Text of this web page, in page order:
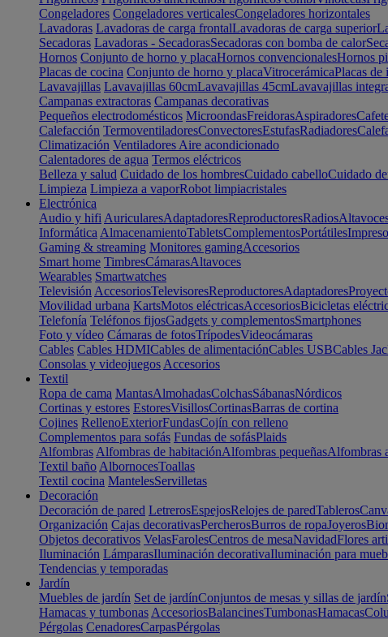
Congeladores Congeladores verticalesCongeladores horizontales
Lavadoras Lavadoras de carga frontalLavadoras de carga superior
Secadoras Lavadoras - SecadorasSecadoras con bomba de calor
Hornos Conjunto de horno y placaHornos convencionalesHornos
Placas de cocina Conjunto de horno y placaVitrocerámicaPlacas de
Lavavajillas Lavavajillas 60cmLavavajillas 45cmLavavajillas
Campanas extractoras Campanas decorativas
Pequeños electrodomésticos MicroondasFreidorasAspiradores
Calefacción TermoventiladoresConvectoresEstufasRadiadores
Climatización Ventiladores Aire acondicionado
Calentadores de agua Termos eléctricos
Belleza y salud Cuidado de los hombresCuidado cabelloCuidado
Limpieza Limpieza a vaporRobot limpiacristales
Electrónica
Audio y hifi AuricularesAdaptadoresReproductoresRadios
Informática AlmacenamientoTabletsComplementosPortátiles
Gaming & streaming Monitores gamingAccesorios
Smart home TimbresCámarasAltavoces
Wearables Smartwatches
Televisión AccesoriosTelevisoresReproductoresAdaptadores
Movilidad urbana KartsMotos eléctricasAccesoriosBicicletas
Telefonía Teléfonos fijosGadgets y complementosSmartphones
Foto y vídeo Cámaras de fotosTrípodesVideocámaras
Cables Cables HDMICables de alimentaciónCables USBCables
Consolas y videojuegos Accesorios
Textil
Ropa de cama MantasAlmohadasColchasSábanasNórdicos
Cortinas y estores EstoresVisillosCortinasBarras de cortina
Cojines RellenoExteriorFundasCojín con relleno
Complementos para sofás Fundas de sofásPlaids
Alfombras Alfombras de habitaciónAlfombras pequeñasAlfombras
Textil baño AlbornocesToallas
Textil cocina MantelesServilletas
Decoración
Decoración de pared LetrerosEspejosRelojes de paredTableros
Organización Cajas decorativasPercherosBurros de ropaJoyeros
Objetos decorativos VelasFarolesCentros de mesaNavidadFlores
Iluminación LámparasIluminación decorativaIluminación para
Tendencias y temporadas
Jardín
Muebles de jardín Set de jardínConjuntos de mesas y sillas de jardín
Hamacas y tumbonas AccesoriosBalancinesTumbonasHamacas
Pérgolas CenadoresCarpasPérgolas